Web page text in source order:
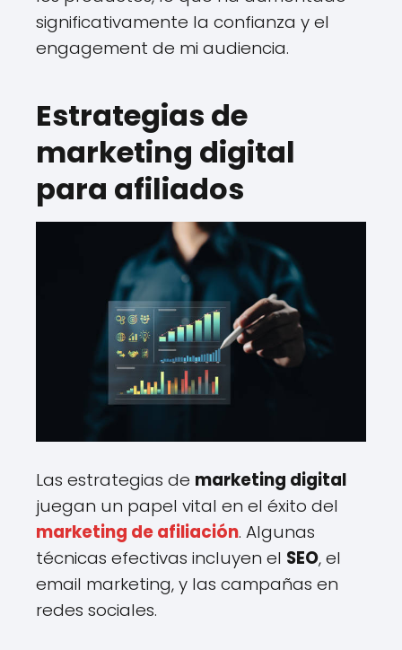
significativamente la confianza y el
engagement de mi audiencia.
Estrategias de
marketing digital
para afiliados
Las estrategias de marketing digital
juegan un papel vital en el éxito del
marketing de afiliación. Algunas
técnicas efectivas incluyen el SEO, el
email marketing, y las campañas en
redes sociales.